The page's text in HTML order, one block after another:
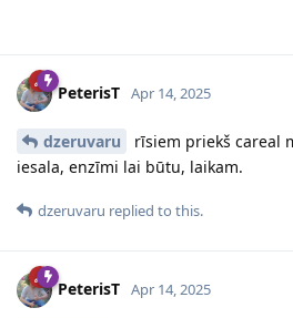
PeterisT Apr 14, 2025
dzeruvaru
rīsiem priekš careal
iesala, enzīmi lai būtu, laikam.
dzeruvaru replied to this.
PeterisT Apr 14, 2025